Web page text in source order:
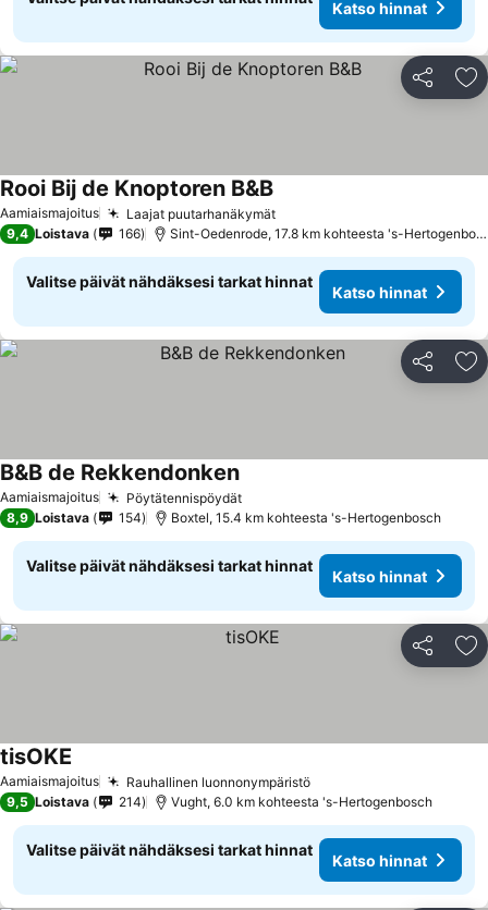
Katso hinnat
Jaa
Aamiaismajoitus Laajat puutarhanäkymätKatso hinnat
Rooi Bij de Knoptoren B&BKatso hinnat
9,4 Loistava 166 Sint-Oedenrode, 17.8 km kohteesta 's-
Valitse päivät nähdäksesi tarkat hinnat
Katso hinnat
Jaa
Aamiaismajoitus PöytätennispöydätKatso hinnat
B&B de RekkendonkenKatso hinnat
8,9 Loistava 154 Boxtel, 15.4 km kohteesta 's-Hertogenbosch
Valitse päivät nähdäksesi tarkat hinnat
Katso hinnat
Jaa
Aamiaismajoitus Rauhallinen luonnonympäristöKatso hinnat
tisOKE
9,5 Loistava 214 Vught, 6.0 km kohteesta 's-Hertogenbosch
Valitse päivät nähdäksesi tarkat hinnat
Katso hinnat